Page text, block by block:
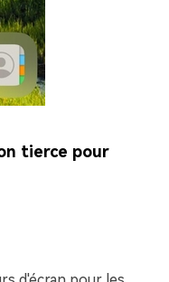
tierce pour